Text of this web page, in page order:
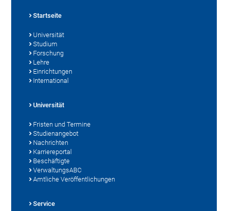
Startseite
Universität
Studium
Forschung
Lehre
Einrichtungen
International
Universität
Fristen und Termine
Studienangebot
Nachrichten
Karriereportal
Beschäftigte
VerwaltungsABC
Amtliche Veröffentlichungen
Service